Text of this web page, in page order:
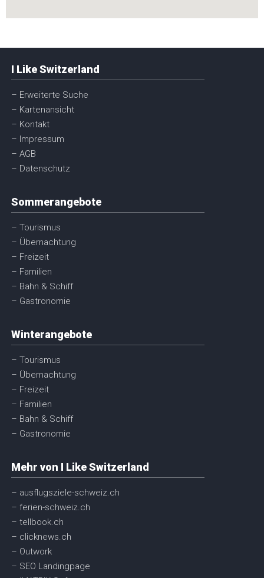
I Like Switzerland
– Erweiterte Suche
– Kartenansicht
– Kontakt
– Impressum
– AGB
– Datenschutz
Sommerangebote
– Tourismus
– Übernachtung
– Freizeit
– Familien
– Bahn & Schiff
– Gastronomie
Winterangebote
– Tourismus
– Übernachtung
– Freizeit
– Familien
– Bahn & Schiff
– Gastronomie
Mehr von I Like Switzerland
– ausflugsziele-schweiz.ch
– ferien-schweiz.ch
– tellbook.ch
– clicknews.ch
– Outwork
– SEO Landingpage